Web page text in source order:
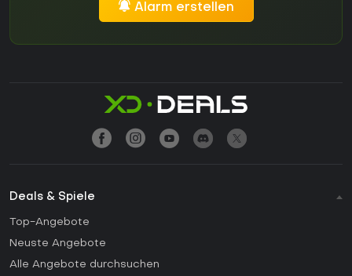
Alarm erstellen
Deals & Spiele
Top-Angebote
Neuste Angebote
Alle Angebote durchsuchen